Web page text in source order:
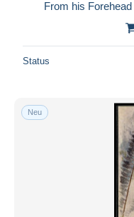
From his
Status
Neu